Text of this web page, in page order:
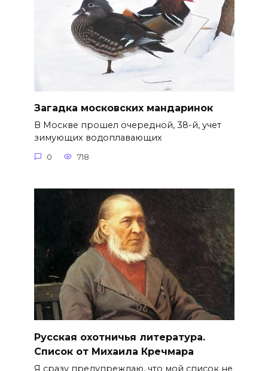
Загадка московских мандаринок
В Москве прошел очередной, 38-й, учет
зимующих водоплавающих
0 718
Русская охотничья литература.
Список от Михаила Кречмара
Я сразу предупреждаю, что мой список не